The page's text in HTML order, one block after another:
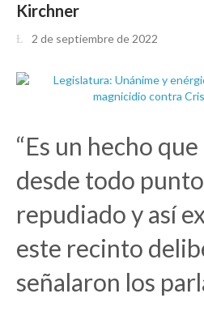
Kirchner
2 de septiembre de 2022
“Es un hecho
desde todo
repudiado y así
este recinto
señalaron los